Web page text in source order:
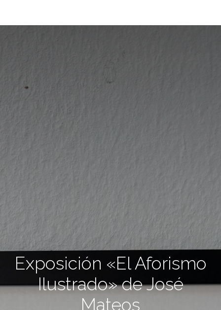
Exposición «El Aforismo
Ilustrado» de José
Mateos